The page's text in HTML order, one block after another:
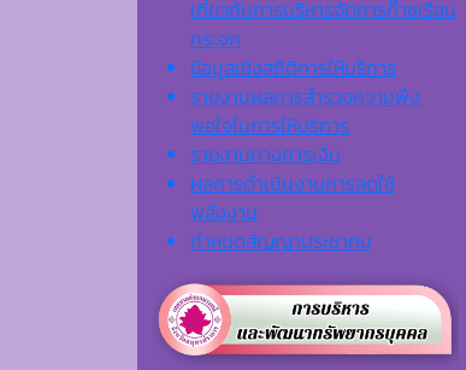
เกี่ยวกับการบริหารจัดการก๊าซเรือน
กระจก
ข้อมูลเชิงสถิติการให้บริการ
รายงานผลการสำรวจความพึง
พอใจในการให้บริการ
รายงานทางการเงิน
ผลการดำเนินงานการลดใช้
พลังงาน
กำหนดสัญญาประชาคม